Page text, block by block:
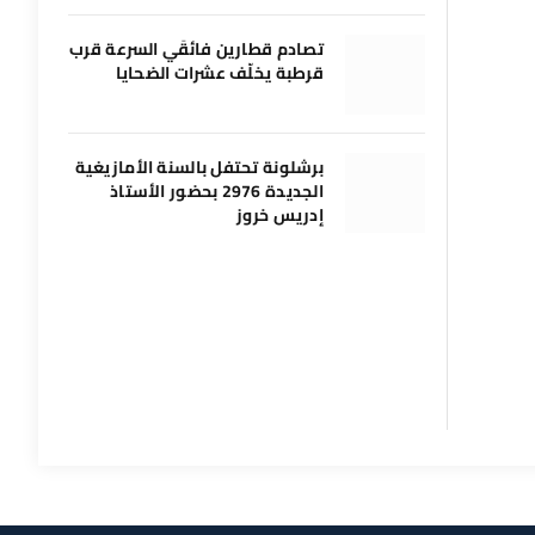
تصادم قطارين فائقَي السرعة قرب
قرطبة يخلّف عشرات الضحايا
برشلونة تحتفل بالسنة الأمازيغية
الجديدة 2976 بحضور الأستاذ
إدريس خروز